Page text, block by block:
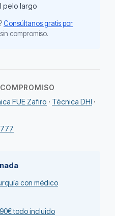
pelo largo
Consúltanos gratis por
compromiso.
FUE Zafiro · Técnica DHI ·
con médico
todo incluido